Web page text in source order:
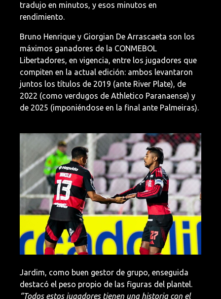
tradujo en minutos, y esos minutos en
rendimiento.
Bruno Henrique y Giorgian De Arrascaeta son los
máximos ganadores de la CONMEBOL
Libertadores, en vigencia, entre los jugadores que
compiten en la actual edición: ambos levantaron
juntos los títulos de 2019 (ante River Plate), de
2022 (como verdugos de Athletico Paranaense) y
de 2025 (imponiéndose en la final ante Palmeiras).
Jardim, como buen gestor de grupo, enseguida
destacó el peso propio de las figuras del plantel.
“Todos estos jugadores tienen una historia con el